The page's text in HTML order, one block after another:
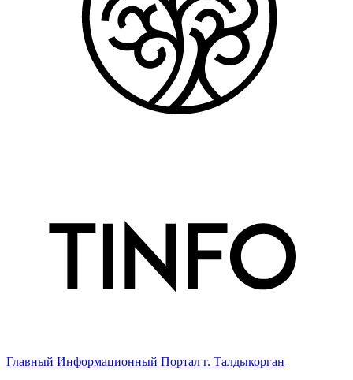
Главный Информационный Портал г. Талдыкорган